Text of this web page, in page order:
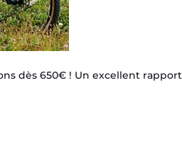
dès 650€ ! Un excellent rapport